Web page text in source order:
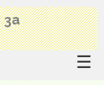
за
☰